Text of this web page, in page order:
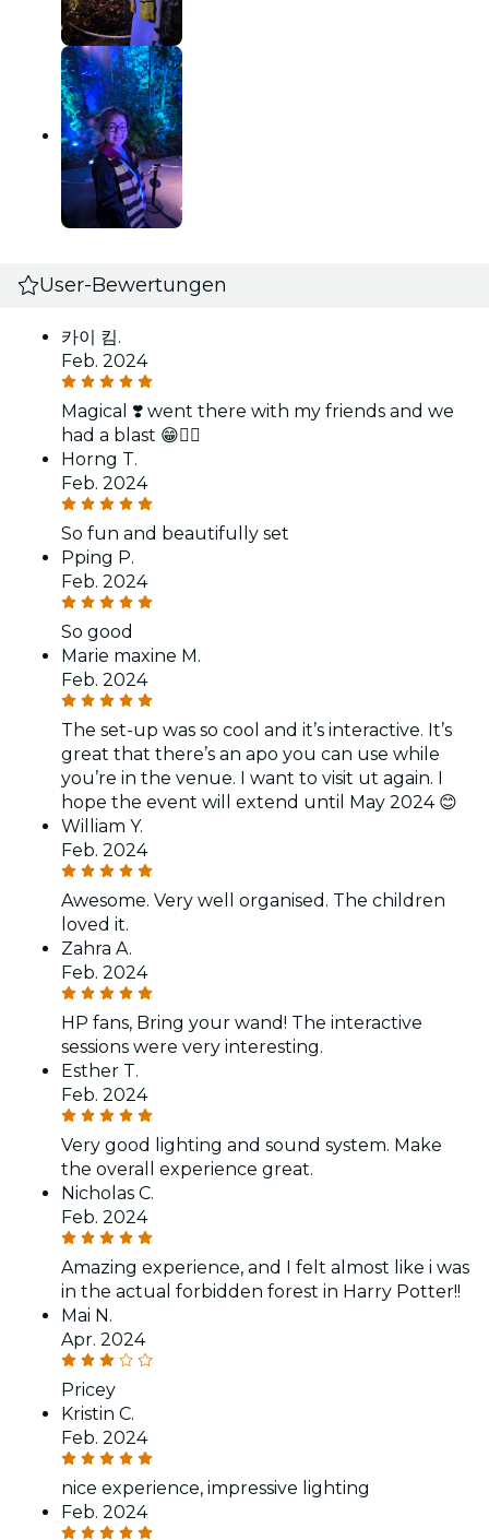
User-Bewertungen
카이 킴.
Feb. 2024
Magical ❣️ went there with my friends and we
had a blast 😁👌🏻
Horng T.
Feb. 2024
So fun and beautifully set
Pping P.
Feb. 2024
So good
Marie maxine M.
Feb. 2024
The set-up was so cool and it’s interactive. It’s
great that there’s an apo you can use while
you’re in the venue. I want to visit ut again. I
hope the event will extend until May 2024 😊
William Y.
Feb. 2024
Awesome. Very well organised. The children
loved it.
Zahra A.
Feb. 2024
HP fans, Bring your wand! The interactive
sessions were very interesting.
Esther T.
Feb. 2024
Very good lighting and sound system. Make
the overall experience great.
Nicholas C.
Feb. 2024
Amazing experience, and I felt almost like i was
in the actual forbidden forest in Harry Potter!!
Mai N.
Apr. 2024
Pricey
Kristin C.
Feb. 2024
nice experience, impressive lighting
Feb. 2024